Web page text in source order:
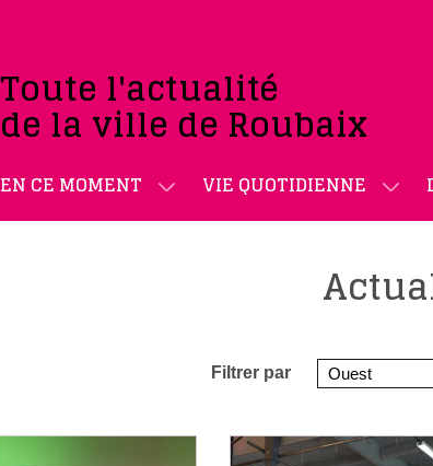
Toute l'actualité
de la ville de Roubaix
EN CE MOMENT VIE QUOTIDIENNE
Filtrer par